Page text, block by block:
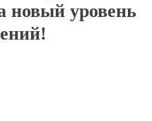
новый уровень